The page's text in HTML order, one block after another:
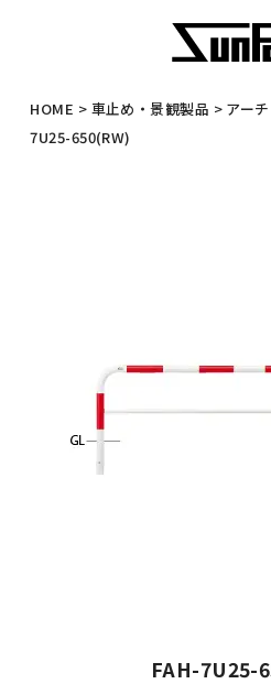
HOME > 車止め・景観製品 > アーチ
7U25-650(RW)
FAH-7U25-